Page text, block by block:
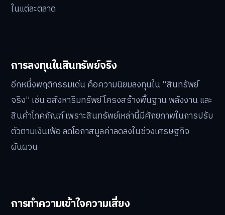
ในแต่ละตลาด
การลงทุนในสินทรัพย์จริง
อีกหนึ่งพฤติกรรมเด่น คือความนิยมลงทุนใน “สินทรัพย์
จริง” เช่น อสังหาริมทรัพย์ โครงสร้างพื้นฐาน พลังงาน และ
สินค้าโภคภัณฑ์ เพราะสินทรัพย์เหล่านี้มีศักยภาพในการปรับ
ตัวตามเงินเฟ้อ ลดโอกาสมูลค่าลดลงในช่วงเศรษฐกิจ
ผันผวน
การทำความเข้าใจความเสี่ยง